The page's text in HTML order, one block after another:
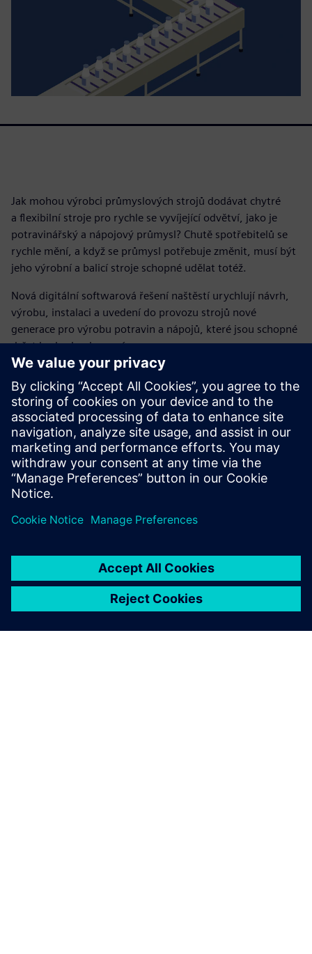
Jak mohou výrobci průmyslových strojů dodávat chytré
a flexibilní stroje pro rychle se vyvíjející odvětví, jako je
potravinářský a nápojový průmysl? Chutě spotřebitelů se
rychle mění, a když se průmysl potřebuje změnit, musí být
jeho výrobní a balicí stroje schopné udělat totéž.
Nová digitální softwarová řešení naštěstí urychlují návrh,
výrobu, instalaci a uvedení do provozu strojů nové
generace pro výrobu potravin a nápojů, které jsou schopné
držet krok s konkurencí.
Naše bezplatná infografika poskytuje rychlý přehled
současných trendů a výzev, s nimiž se potravinářský
a nápojový průmysl potýká. Nabízí také přehled řešení,
která výrobci strojů používají k překonání těchto výzev
a uspokojení potřeb svých zákazníků z oblasti
potravinářského a nápojového průmyslu.
Sdílení